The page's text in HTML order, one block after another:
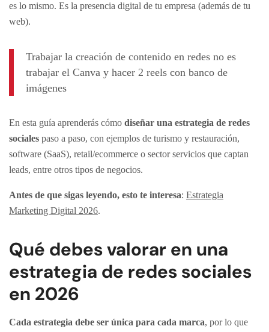
es lo mismo. Es la presencia digital de tu empresa (además de tu
web).
Trabajar la creación de contenido en redes no es
trabajar el Canva y hacer 2 reels con banco de
imágenes
En esta guía aprenderás cómo diseñar una estrategia de redes
sociales paso a paso, con ejemplos de turismo y restauración,
software (SaaS), retail/ecommerce o sector servicios que captan
leads, entre otros tipos de negocios.
Antes de que sigas leyendo, esto te interesa: Estrategia
Marketing Digital 2026.
Qué debes valorar en una
estrategia de redes sociales
en 2026
Cada estrategia debe ser única para cada marca, por lo que